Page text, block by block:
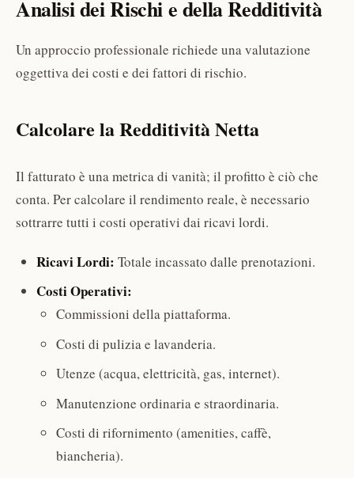
Analisi dei Rischi e della Redditività
Un approccio professionale richiede una valutazione
oggettiva dei costi e dei fattori di rischio.
Calcolare la Redditività Netta
Il fatturato è una metrica di vanità; il profitto è ciò che
conta. Per calcolare il rendimento reale, è necessario
sottrarre tutti i costi operativi dai ricavi lordi.
Ricavi Lordi: Totale incassato dalle prenotazioni.
Costi Operativi:
Commissioni della piattaforma.
Costi di pulizia e lavanderia.
Utenze (acqua, elettricità, gas, internet).
Manutenzione ordinaria e straordinaria.
Costi di rifornimento (amenities, caffè,
biancheria).